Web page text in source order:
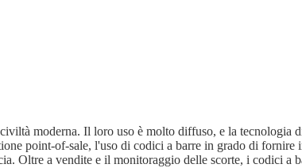
moderna. Il loro uso è molto diffuso, e la tecnologia
point-of-sale, l'uso di codici a barre in grado di
Oltre a vendite e il monitoraggio delle scorte, i codici a